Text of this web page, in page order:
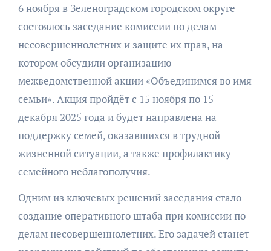
6 ноября в Зеленоградском городском округе
состоялось заседание комиссии по делам
несовершеннолетних и защите их прав, на
котором обсудили организацию
межведомственной акции «Объединимся во имя
семьи». Акция пройдёт с 15 ноября по 15
декабря 2025 года и будет направлена на
поддержку семей, оказавшихся в трудной
жизненной ситуации, а также профилактику
семейного неблагополучия.
Одним из ключевых решений заседания стало
создание оперативного штаба при комиссии по
делам несовершеннолетних. Его задачей станет